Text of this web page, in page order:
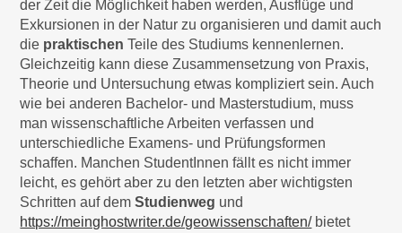
der Zeit die Möglichkeit haben werden, Ausflüge und
Exkursionen in der Natur zu organisieren und damit auch
die praktischen Teile des Studiums kennenlernen.
Gleichzeitig kann diese Zusammensetzung von Praxis,
Theorie und Untersuchung etwas kompliziert sein. Auch
wie bei anderen Bachelor- und Masterstudium, muss
man wissenschaftliche Arbeiten verfassen und
unterschiedliche Examens- und Prüfungsformen
schaffen. Manchen StudentInnen fällt es nicht immer
leicht, es gehört aber zu den letzten aber wichtigsten
Schritten auf demStudienweg und
https://meinghostwriter.de/geowissenschaften/bietet